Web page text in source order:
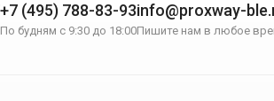
+7 (495) 788-83-93
По будням с 9:30 до 18:00
info@proxway-
Пишите нам в любое